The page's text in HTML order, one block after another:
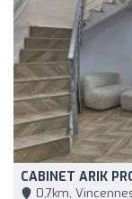
CABINET ARIK
0,7km,